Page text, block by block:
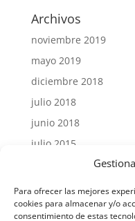
Para ofrecer las mejores
cookies para almacenar y/o
consentimiento de estas
Archivos
noviembre 2019
mayo 2019
diciembre 2018
julio 2018
junio 2018
julio 2015